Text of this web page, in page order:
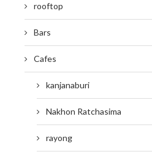
rooftop
Bars
Cafes
kanjanaburi
Nakhon Ratchasima
rayong